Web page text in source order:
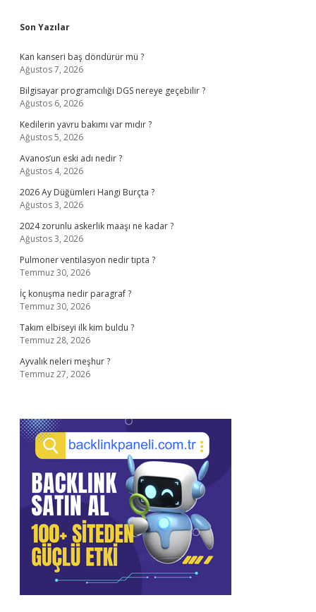
Sidebar
Son Yazılar
Kan kanseri baş döndürür mü ?
Ağustos 7, 2026
Bilgisayar programcılığı DGS nereye geçebilir ?
Ağustos 6, 2026
Kedilerin yavru bakımı var mıdır ?
Ağustos 5, 2026
Avanos’un eski adı nedir ?
Ağustos 4, 2026
2026 Ay Düğümleri Hangi Burçta ?
Ağustos 3, 2026
2024 zorunlu askerlik maaşı ne kadar ?
Ağustos 3, 2026
Pulmoner ventilasyon nedir tıpta ?
Temmuz 30, 2026
İç konuşma nedir paragraf ?
Temmuz 30, 2026
Takım elbiseyi ilk kim buldu ?
Temmuz 28, 2026
Ayvalık neleri meşhur ?
Temmuz 27, 2026